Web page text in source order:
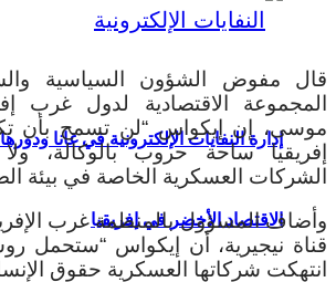
إدارة النفايات الإلكترونية في غانا
الاقتصاد الأخضر في إفريقيا
قال مفوض الشؤون السياسية
المجموعة الاقتصادية لدول غرب
موسى، إن إيكواس “لن تسمح بأن
إفريقيا ساحة حروب بالوكالة،
الشركات العسكرية الخاصة في بيئة
وأضاف المسؤول بالمنظمة غرب
قناة نيجيرية، أن إيكواس “ستحمل
انتهكت شركاتها العسكرية حقوق